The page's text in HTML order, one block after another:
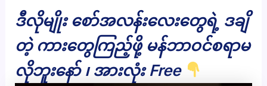
ဒီလိုမျိုး စော်အလန်းလေးတွေရဲ့ ဒချိ
တဲ့ ကားတွေကြည့်ဖို့ မန်ဘာဝင်စရာမ
လိုဘူးနော် ၊ အားလုံး Free